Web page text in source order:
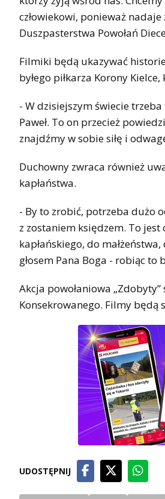
człowiekowi, ponieważ
Duszpasterstwa Powołań
Filmiki będą ukazywać
byłego piłkarza Korony
- W dzisiejszym świecie
Paweł. To on przecież
znajdźmy w sobie siłę i
Duchowny zwraca również
kapłaństwa.
- By to zrobić, potrzeba dużo
z zostaniem księdzem. To
kapłańskiego, do
głosem Pana Boga - robiąc to
Akcja powołaniowa
Konsekrowanego. Filmy
UDOSTĘPNIJ